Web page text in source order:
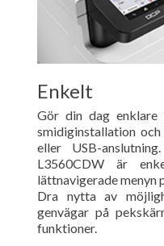
Enkelt
Gör din dag
smidiginstallation
eller USB-
L3560CDW är
lättnavigerade menyn
Dra nytta av
genvägar på
funktioner.